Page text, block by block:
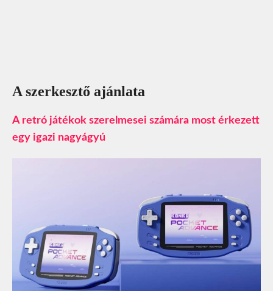
A szerkesztő ajánlata
A retró játékok szerelmesei számára most érkezett
egy igazi nagyágyú